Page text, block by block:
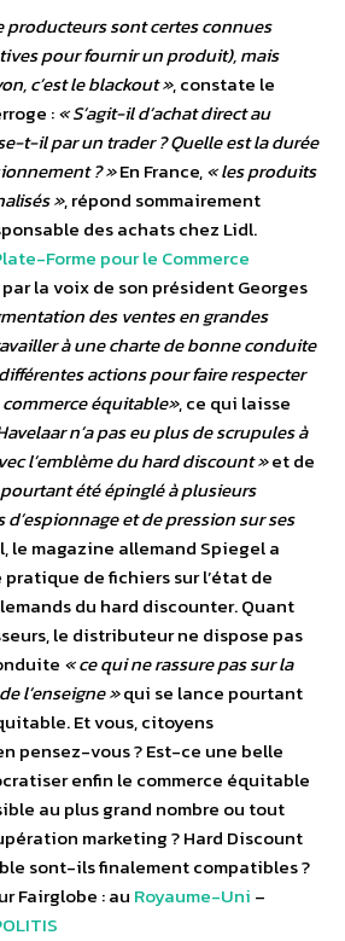
producteurs sont certes connues
pour fournir un produit), mais
c’est le blackout », constate le
:« S’agit-il d’achat direct au
t-il par un trader ? Quelle est la durée
? »En France,« les produits
», répond sommairement
des achats chez Lidl.
Forme pour le Commerce
la voix de son président Georges
des ventes en grandes
à une charte de bonne conduite
actions pour faire respecter
équitable», ce qui laisse
n’a pas eu plus de scrupules à
l’emblème du hard discount »et de
été épinglé à plusieurs
et de pression sur ses
le magazine allemand Spiegel a
de fichiers sur l’état de
du hard discounter. Quant
le distributeur ne dispose pas
« ce qui ne rassure pas sur la
l’enseigne »qui se lance pourtant
Et vous, citoyens
pensez-vous ? Est-ce une belle
enfin le commerce équitable
au plus grand nombre ou tout
marketing ? Hard Discount
sont-ils finalement compatibles ?
Fairglobe : au Royaume-Uni –